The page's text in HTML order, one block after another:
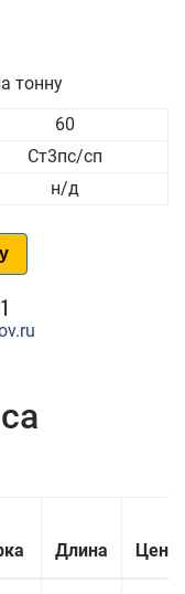
тонну
60
Ст3пс/сп
н/д
Длина Цена